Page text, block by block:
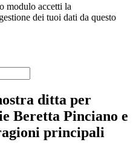
modulo accetti la
dei tuoi dati da questo
ditta per
Beretta Pinciano e
principali